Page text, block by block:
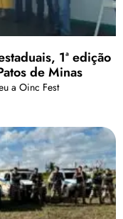
1ª edição
de Minas
a Oinc Fest